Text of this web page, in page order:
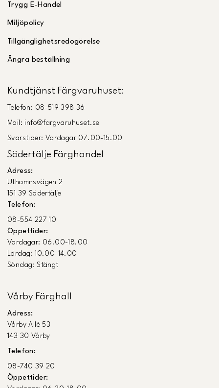
Trygg E-Handel
Miljöpolicy
Tillgänglighetsredogörelse
Ångra beställning
Kundtjänst Färgvaruhuset:
Telefon: 08-519 398 36
Mail: info@fargvaruhuset.se
Svarstider: Vardagar 07.00-15.00
Södertälje Färghandel
Adress:
Uthamnsvägen 2
151 39 Södertälje
Telefon:
08-554 227 10
Öppettider:
Vardagar: 06.00-18.00
Lördag: 10.00-14.00
Söndag: Stängt
Vårby Färghall
Adress:
Vårby Allé 53
143 30 Vårby
Telefon:
08-740 39 20
Öppettider: